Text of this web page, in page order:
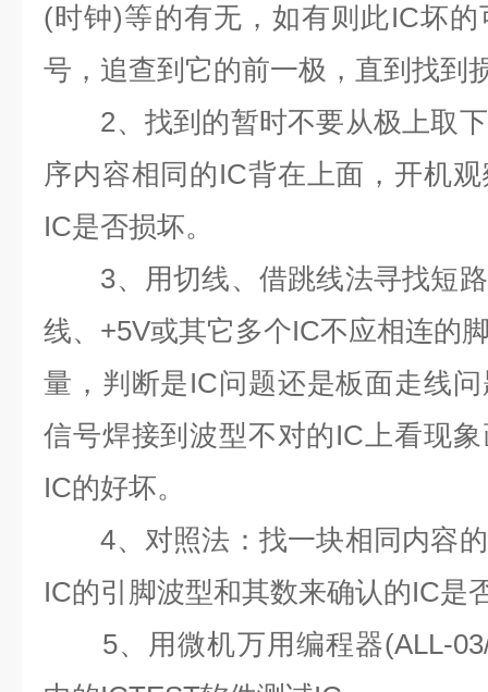
(时钟)等的有无，如有则此IC坏的
号，追查到它的前一极，直到找到
2、找到的暂时不要从极上取
序内容相同的IC背在上面，开机
IC是否损坏。
3、用切线、借跳线法寻找短
线、 +5V或其它多个IC不应相连的
量，判断是IC问题还是板面走线
信号焊接到波型不对的IC上看现
IC的好坏。
4、对照法：找一块相同内容
IC的引脚波型和其数来确认的IC是
5、用微机万用编程器(ALL-